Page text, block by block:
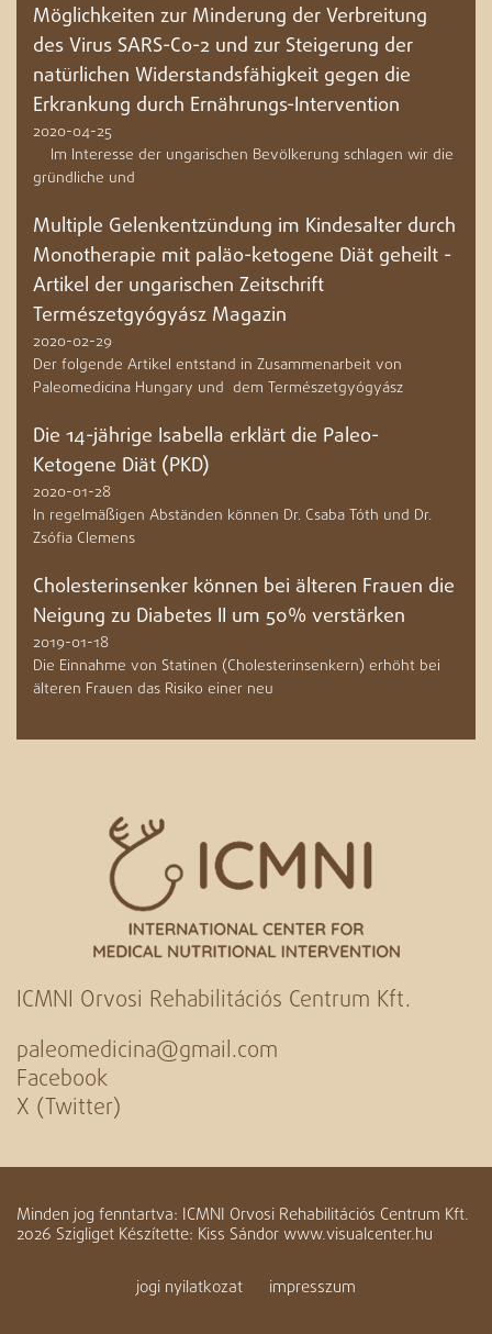
Möglichkeiten zur Minderung der Verbreitung
des Virus SARS-Co-2 und zur Steigerung der
natürlichen Widerstandsfähigkeit gegen die
Erkrankung durch Ernährungs-Intervention
2020-04-25
Im Interesse der ungarischen Bevölkerung schlagen wir die
gründliche und
Multiple Gelenkentzündung im Kindesalter durch
Monotherapie mit paläo-ketogene Diät geheilt -
Artikel der ungarischen Zeitschrift
Természetgyógyász Magazin
2020-02-29
Der folgende Artikel entstand in Zusammenarbeit von
Paleomedicina Hungary und dem Természetgyógyász
Die 14-jährige Isabella erklärt die Paleo-
Ketogene Diät (PKD)
2020-01-28
In regelmäßigen Abständen können Dr. Csaba Tóth und Dr.
Zsófia Clemens
Cholesterinsenker können bei älteren Frauen die
Neigung zu Diabetes II um 50% verstärken
2019-01-18
Die Einnahme von Statinen (Cholesterinsenkern) erhöht bei
älteren Frauen das Risiko einer neu
ICMNI Orvosi Rehabilitációs Centrum Kft.
paleomedicina@gmail.com
Facebook
X (Twitter)
Minden jog fenntartva: ICMNI Orvosi Rehabilitációs Centrum Kft.
2026 Szigliget Készítette: Kiss Sándor www.visualcenter.hu
jogi nyilatkozat impresszum